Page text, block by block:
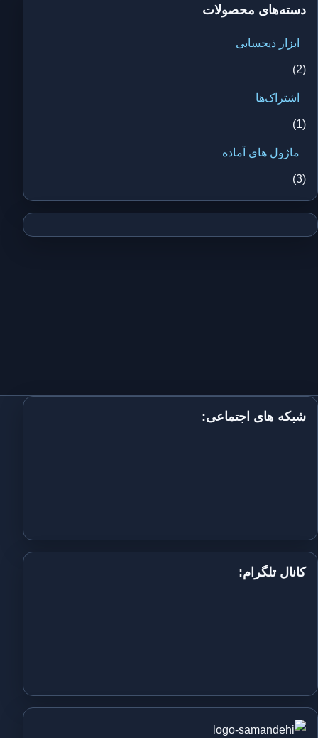
دسته‌های محصولات
ابزار ذیحسابی
(2)
اشتراک‌ها
(1)
ماژول های آماده
(3)
شبکه های اجتماعی:
کانال تلگرام: